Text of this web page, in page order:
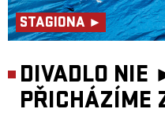
STAGIONA ►
DIVADLO NIE
PŘICHÁZÍME